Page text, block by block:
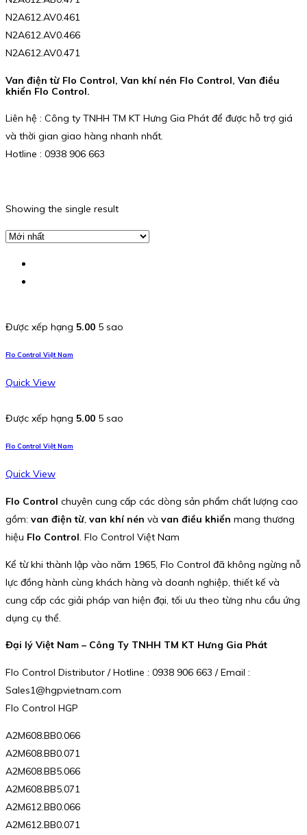
N2A612.AV0.461
N2A612.AV0.466
N2A612.AV0.471
Van điện từ Flo Control, Van khí nén Flo Control, Van điều
khiển Flo Control.
Liên hệ : Công ty TNHH TM KT Hưng Gia Phát để được hỗ trợ giá
và thời gian giao hàng nhanh nhất.
Hotline : 0938 906 663
Showing the single result
Được xếp hạng 5.00 5 sao
Flo Control Việt Nam
Quick View
Được xếp hạng 5.00 5 sao
Flo Control Việt Nam
Quick View
Flo Control chuyên cung cấp các dòng sản phẩm chất lượng cao
gồm: van điện từ, van khí nén và van điều khiển mang thương
hiệu Flo Control. Flo Control Việt Nam
Kể từ khi thành lập vào năm 1965, Flo Control đã không ngừng nỗ
lực đồng hành cùng khách hàng và doanh nghiệp, thiết kế và
cung cấp các giải pháp van hiện đại, tối ưu theo từng nhu cầu ứng
dụng cụ thể.
Đại lý Việt Nam – Công Ty TNHH TM KT Hưng Gia Phát
Flo Control Distributor / Hotline : 0938 906 663 / Email :
Sales1@hgpvietnam.com
Flo Control HGP
A2M608.BB0.066
A2M608.BB0.071
A2M608.BB5.066
A2M608.BB5.071
A2M612.BB0.066
A2M612.BB0.071